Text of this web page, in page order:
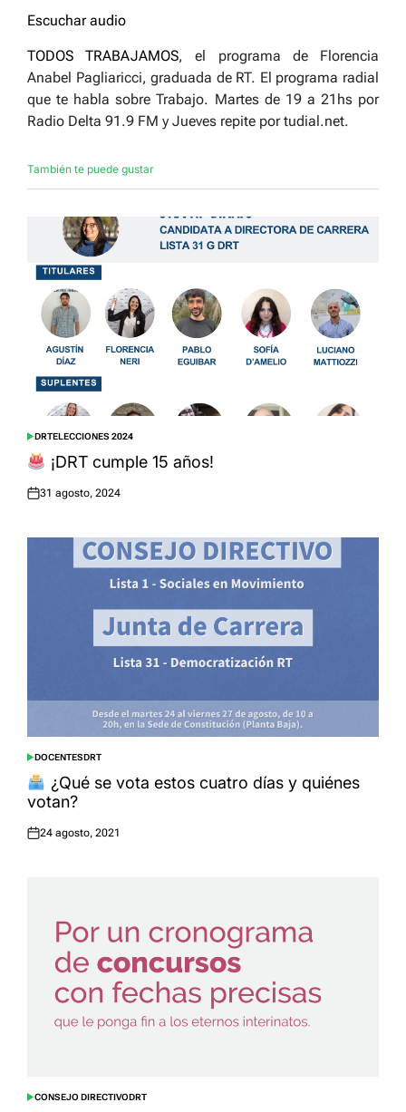
Escuchar audio
TODOS TRABAJAMOS, el programa de Florencia
Anabel Pagliaricci, graduada de RT. El programa radial
que te habla sobre Trabajo. Martes de 19 a 21hs por
Radio Delta 91.9 FM y Jueves repite por tudial.net.
También te puede gustar
POSTED
IN
DRTELECCIONES 2024
¡DRT cumple 15 años!
Posted
31 agosto, 2024
POSTED
IN
DOCENTESDRT
¿Qué se vota estos cuatro días y quiénes
votan?
Posted
24 agosto, 2021
POSTED
CONSEJO DIRECTIVODRT